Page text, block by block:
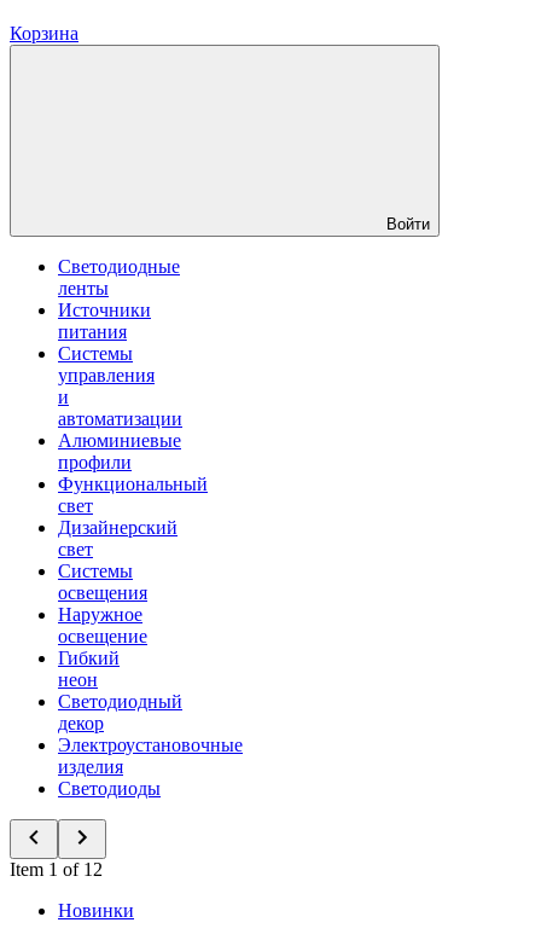
Корзина
Войти
Светодиодные
ленты
Источники
питания
Системы
управления
и
автоматизации
Алюминиевые
профили
Функциональный
свет
Дизайнерский
свет
Системы
освещения
Наружное
освещение
Гибкий
неон
Светодиодный
декор
Электроустановочные
изделия
Светодиоды
Item 1 of 12
Новинки